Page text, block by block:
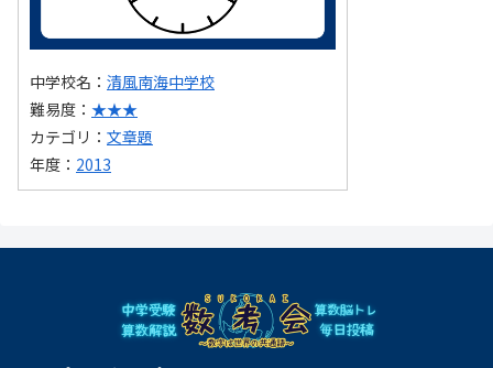
中学校名： 清風南海中学校
難易度： ★★★
カテゴリ： 文章題
年度： 2013